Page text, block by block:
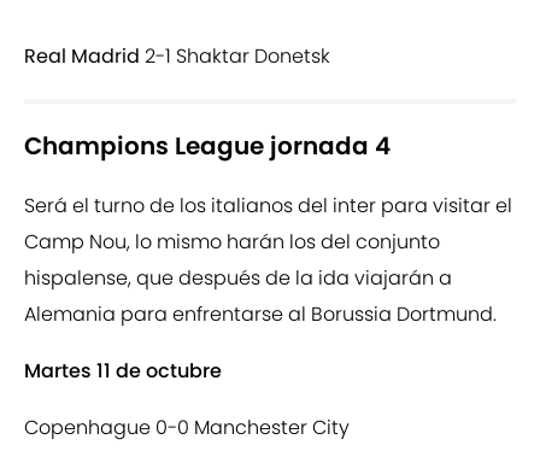
Real Madrid 2-1 Shaktar Donetsk
Champions League jornada 4
Será el turno de los italianos del inter para visitar el
Camp Nou, lo mismo harán los del conjunto
hispalense, que después de la ida viajarán a
Alemania para enfrentarse al Borussia Dortmund.
Martes 11 de octubre
Copenhague 0-0 Manchester City